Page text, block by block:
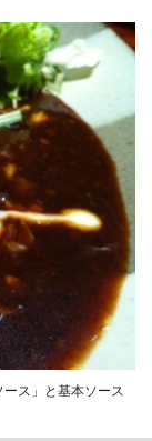
ス」と基本ソース